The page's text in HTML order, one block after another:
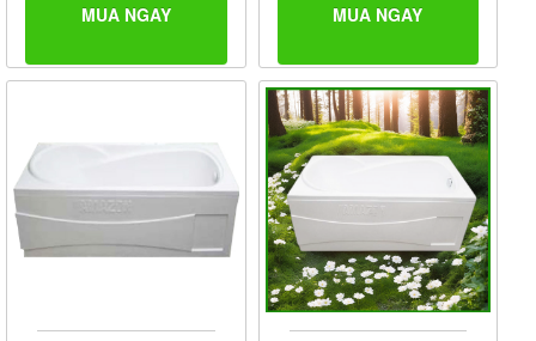
MUA NGAY
MUA NGAY